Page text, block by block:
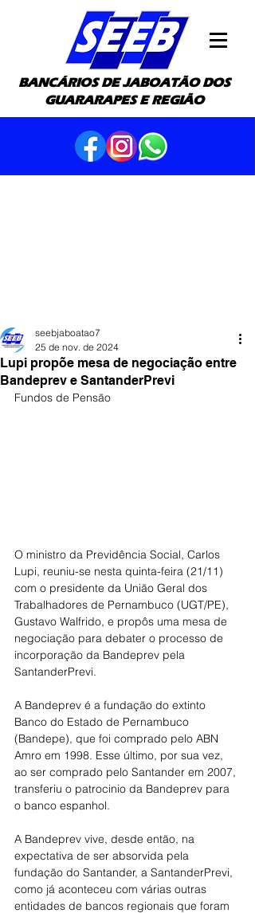
BANCÁRIOS DE JABOATÃO DOS
GUARARAPES E REGIÃO
Lupi propõe mesa de negociação entre
Bandeprev e SantanderPrevi
seebjaboatao7
25 de nov. de 2024
Fundos de Pensão
O ministro da Previdência Social, Carlos
Lupi, reuniu-se nesta quinta-feira (21/11)
com o presidente da União Geral dos
Trabalhadores de Pernambuco (UGT/PE),
Gustavo Walfrido, e propôs uma mesa de
negociação para debater o processo de
incorporação da Bandeprev pela
SantanderPrevi.
A Bandeprev é a fundação do extinto
Banco do Estado de Pernambuco
(Bandepe), que foi comprado pelo ABN
Amro em 1998. Esse último, por sua vez,
ao ser comprado pelo Santander em 2007,
transferiu o patrocinio da Bandeprev para
o banco espanhol.
A Bandeprev vive, desde então, na
expectativa de ser absorvida pela
fundação do Santander, a SantanderPrevi,
como já aconteceu com várias outras
entidades de bancos regionais que foram